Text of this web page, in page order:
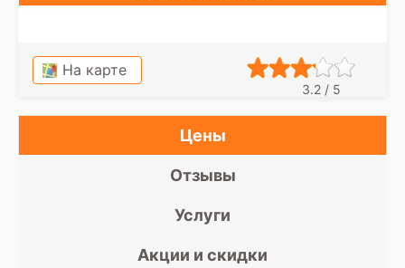
На карте
3.2 / 5
Цены
Отзывы
Услуги
Акции и скидки